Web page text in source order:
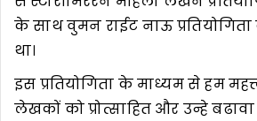
के साथ वुमन राईट नाऊ
था।
इस प्रतियोगिता के माध्यम से हम
लेखकों को प्रोत्साहित और उन्हे